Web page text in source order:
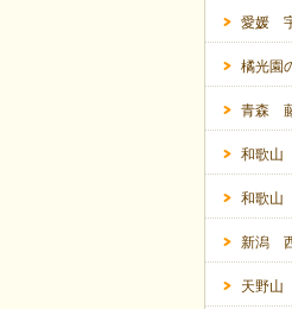
愛媛
橘光園
青森
和歌山
和歌山
新潟
天野山